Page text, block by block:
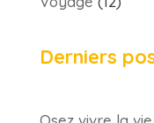
Derniers